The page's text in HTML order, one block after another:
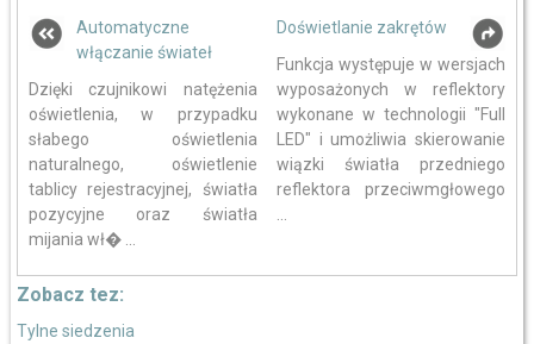
Automatyczne
włączanie świateł
Dzięki czujnikowi natężenia
oświetlenia, w przypadku
słabego oświetlenia
naturalnego, oświetlenie
tablicy rejestracyjnej, światła
pozycyjne oraz światła
mijania wł� ...
Doświetlanie zakrętów
Funkcja występuje w wersjach
wyposażonych w reflektory
wykonane w technologii "Full
LED" i umożliwia skierowanie
wiązki światła przedniego
reflektora przeciwmgłowego
Zobacz tez:
Tylne siedzenia